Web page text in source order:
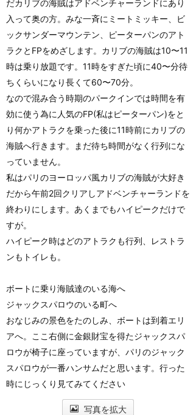
だカリブの海賊はアドベンチャーランドにあり
入って奥の方。みな一斉にミートミッキー、ビ
ックサンダーマウンテン、ピーターパンのアト
ラクとFPをめざします。カリブの海賊は10〜11
時は乗り放題です。11時をすぎた頃に40〜分待
ちくらいになり長くて60〜70分。
なので混み合う時期のパークインでは時間を有
効に使う為に人気のFP(私はピーターパン)をと
り何かアトラクを乗った後に11時前にカリブの
海賊へ行きます。まだ待ち時間がなく行列にな
っていません。
私はパリのヨーロッパ風カリブの海賊が大好き
だから午前2回クリアしアドベンチャーランドを
終わりにします。あくまでもハイピークだけで
すが。
ハイピーク時はどのアトラクも行列、レストラ
ンもトイレも。
ボートに乗り海賊達のいる海へ
ジャックスパロウのいる町へ
おなじみの景色をたのしみ、ボートは到着エリ
アへ。ここ右側に金銀財宝を得たジャックスパ
ロウが椅子に座っていますが、パリのジャック
スパロウが一番ハンサムだと思います。行った
時にじっくり見てみてください
写真を拡大